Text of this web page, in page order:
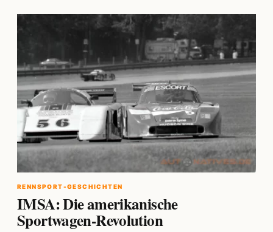
RENNSPORT-GESCHICHTEN
IMSA: Die amerikanische
Sportwagen-Revolution